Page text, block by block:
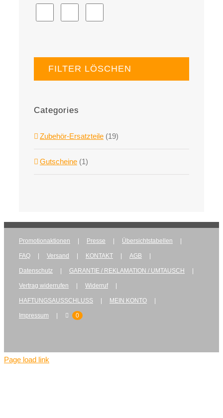
FILTER LÖSCHEN
Categories
Zubehör-Ersatzteile (19)
Gutscheine (1)
Promotionaktionen Presse Übersichtstabellen
FAQ Versand KONTAKT AGB
Datenschutz GARANTIE / REKLAMATION / UMTAUSCH
Vertrag widerrufen Widerruf
HAFTUNGSAUSSCHLUSS MEIN KONTO
Impressum 0
Page load link